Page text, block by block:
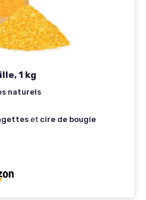
1 kg
naturels
et cire de bougie